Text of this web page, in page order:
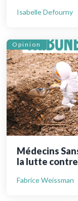
Isabelle Defourny
Opinion
Médecins
la lutte
Fabrice Weissman